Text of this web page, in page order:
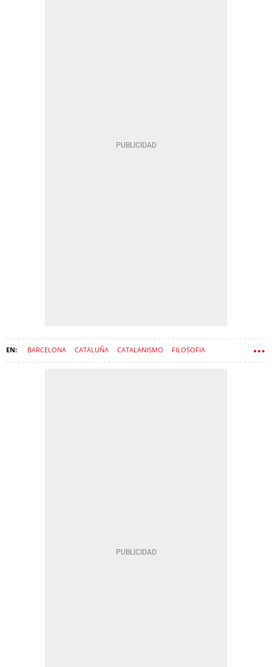
BARCELONA CATALUÑA CATALANISMO FILOSOFIA